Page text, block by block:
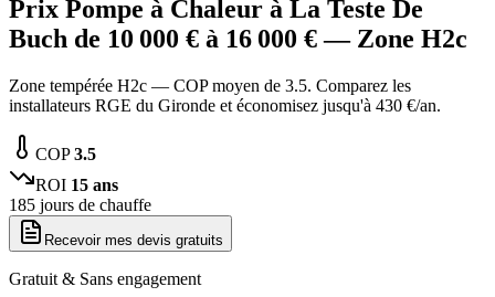
Prix Pompe à Chaleur à La Teste De
Buch de 10 000 € à 16 000 € — Zone H2c
Zone tempérée H2c — COP moyen de 3.5. Comparez les
installateurs RGE du Gironde et économisez jusqu'à 430 €/an.
COP3.5
ROI 15 ans
185 jours de chauffe
Recevoir mes devis gratuits
Gratuit & Sans engagement